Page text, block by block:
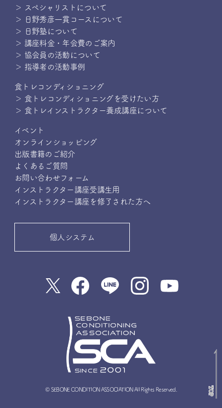
＞ スペシャリストについて
＞ 日野秀彦一貫コースについて
＞ 日野塾について
＞ 講座料金・年会費のご案内
＞ 協会員の活動について
＞ 指導者の活動事例
食トレコンディショニング
＞ 食トレコンディショニングを受けたい方
＞ 食トレインストラクター養成講座について
イベント
オンラインショッピング
出版書籍のご紹介
よくあるご質問
お問い合わせフォーム
インストラクター講座受講生用
インストラクター講座を修了された方へ
個人システム
© SEBONE CONDITION ASSOCIATION All Rights Reserved.